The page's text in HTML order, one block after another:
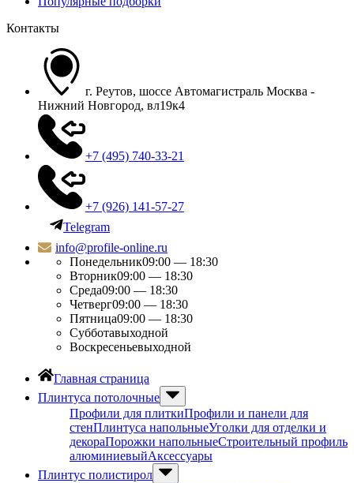
Контакты
г. Реутов, шоссе Автомагистраль Москва -
Нижний Новгород, вл19к4
+7 (495) 740-33-21
+7 (926) 141-57-27
Telegram
info@profile-online.ru
Понедельник09:00 — 18:30
Вторник09:00 — 18:30
Среда09:00 — 18:30
Четверг09:00 — 18:30
Пятница09:00 — 18:30
Субботавыходной
Воскресеньевыходной
Главная страница
Плинтуса потолочные
Профили для плиткиПрофили и панели для
стенПлинтуса напольныеУголки для отделки и
декораПорожки напольныеСтроительный профиль
алюминиевыйАксессуары
Плинтус полистирол